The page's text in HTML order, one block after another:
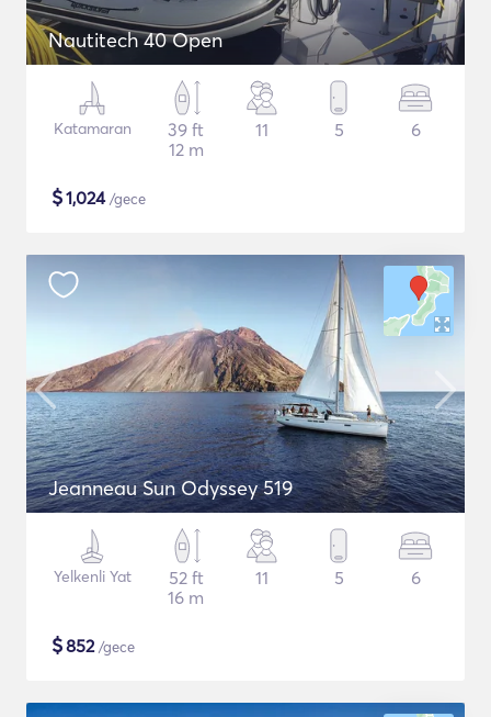
Nautitech 40 Open
Katamaran
39 ft
12 m
11 5 6
$1,024/gece
Jeanneau Sun Odyssey 519
Yelkenli Yat
52 ft
16 m
11 5 6
$852/gece